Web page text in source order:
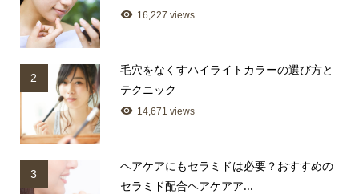
16,227 views
2
毛穴をなくすハイライトカラーの選び方と
テクニック
14,671 views
3
ヘアケアにもセラミドは必要？おすすめの
セラミド配合ヘアケアア...